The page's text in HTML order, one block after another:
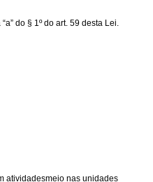
do § 1º do art. 59 desta Lei.
atividadesmeio nas unidades